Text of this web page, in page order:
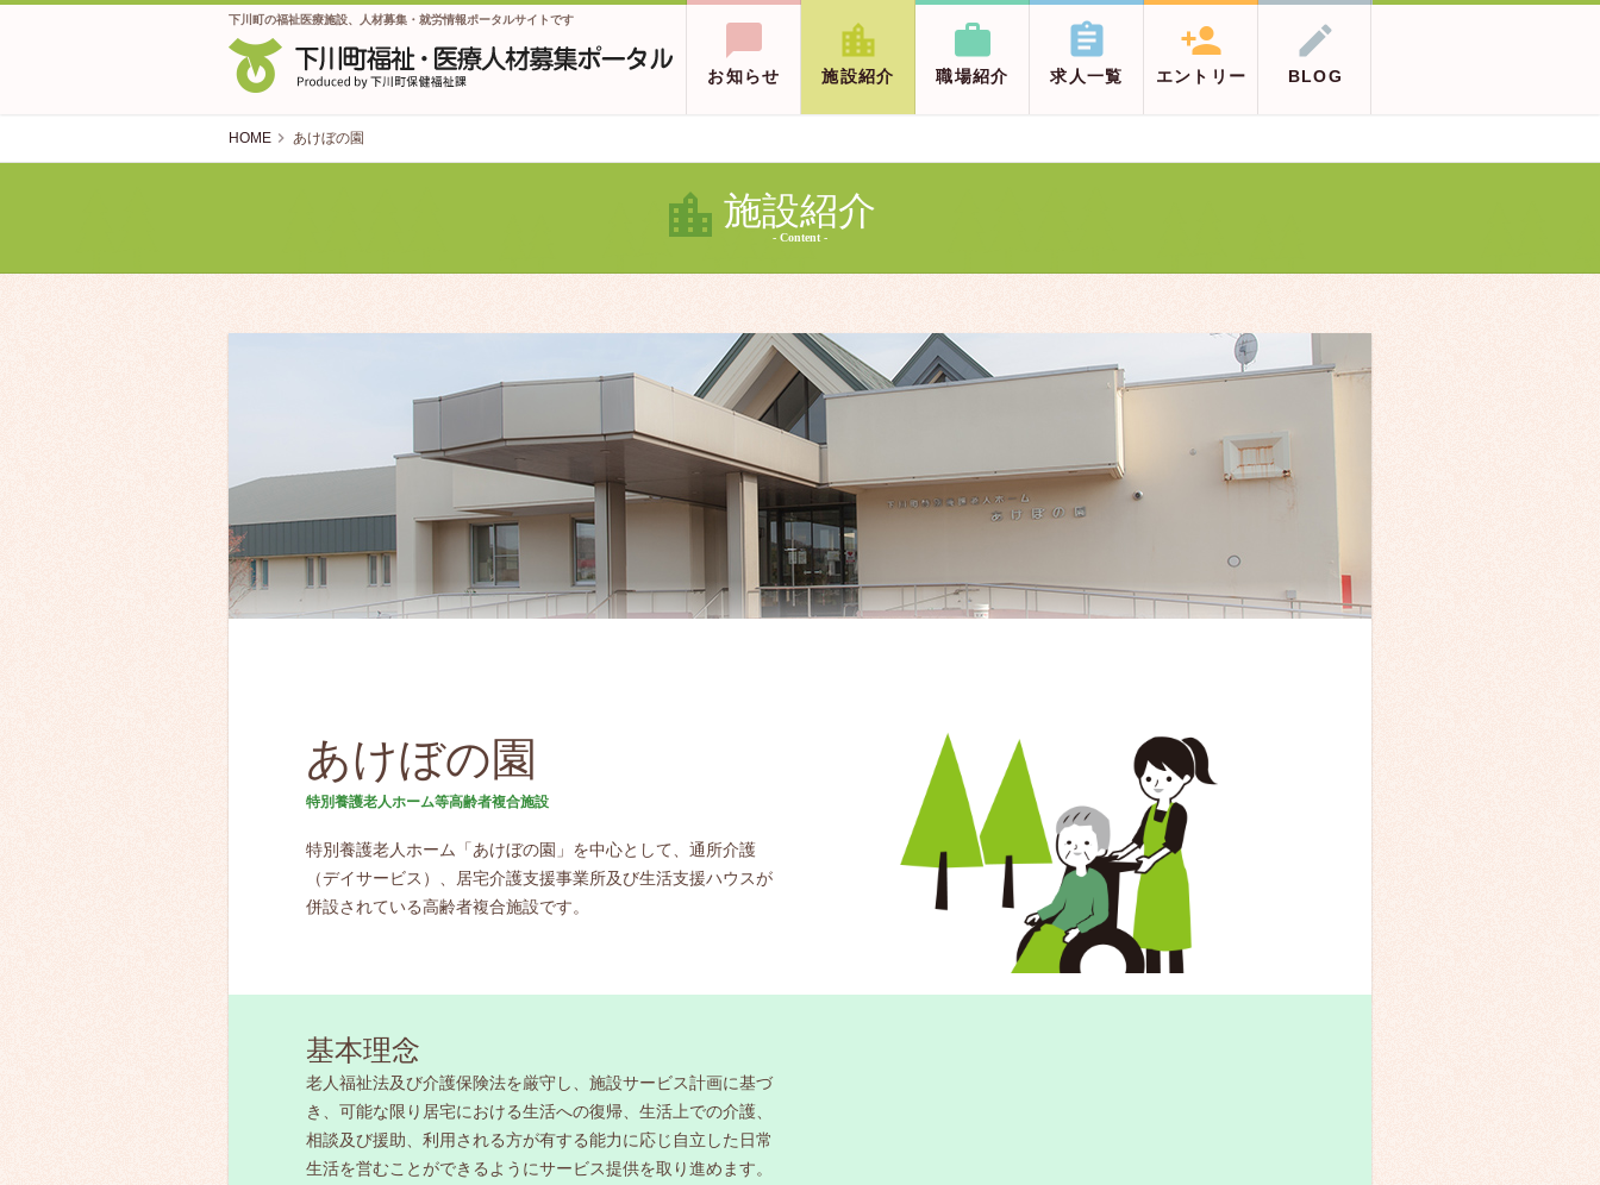
下川町の福祉医療施設、人材募集・就労情報ポータルサイトです 
お知らせ

施設紹介

職場紹介

求人一覧

エントリー

BLOG
HOME あけぼの園
施設紹介
あけぼの園
特別養護老人ホーム等高齢者複合施設
特別養護老人ホーム「あけぼの園」を中心として、通所介護
（デイサービス）、居宅介護支援事業所及び生活支援ハウスが
併設されている高齢者複合施設です。
基本理念
老人福祉法及び介護保険法を厳守し、施設サービス計画に基づ
き、可能な限り居宅における生活への復帰、生活上での介護、
相談及び援助、利用される方が有する能力に応じ自立した日常
生活を営むことができるようにサービス提供を取り進めます。